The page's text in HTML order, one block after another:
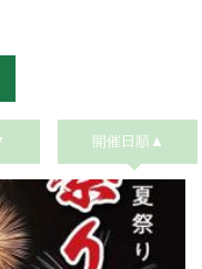
開催日順▲